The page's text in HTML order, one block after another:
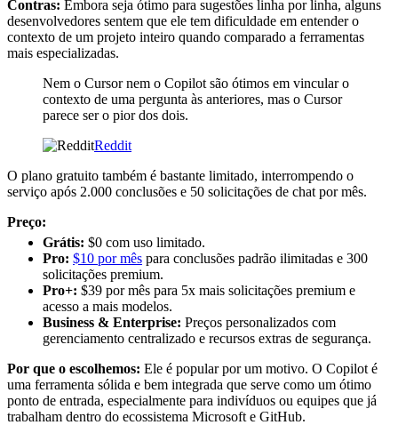
Contras: Embora seja ótimo para sugestões linha por linha, alguns
desenvolvedores sentem que ele tem dificuldade em entender o
contexto de um projeto inteiro quando comparado a ferramentas
mais especializadas.
Nem o Cursor nem o Copilot são ótimos em vincular o
contexto de uma pergunta às anteriores, mas o Cursor
parece ser o pior dos dois.
Reddit
O plano gratuito também é bastante limitado, interrompendo o
serviço após 2.000 conclusões e 50 solicitações de chat por mês.
Preço:
Grátis: $0 com uso limitado.
Pro: $10 por mês para conclusões padrão ilimitadas e 300
solicitações premium.
Pro+: $39 por mês para 5x mais solicitações premium e
acesso a mais modelos.
Business & Enterprise: Preços personalizados com
gerenciamento centralizado e recursos extras de segurança.
Por que o escolhemos: Ele é popular por um motivo. O Copilot é
uma ferramenta sólida e bem integrada que serve como um ótimo
ponto de entrada, especialmente para indivíduos ou equipes que já
trabalham dentro do ecossistema Microsoft e GitHub.